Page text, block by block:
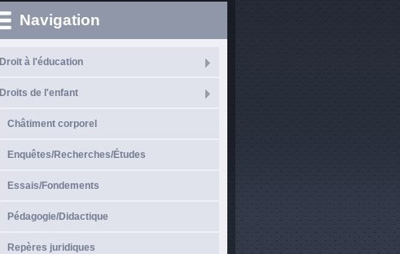
Navigation
Droit à l'éducation
Droits de l'enfant
Châtiment corporel
Enquêtes/Recherches/Études
Essais/Fondements
Pédagogie/Didactique
Repères juridiques